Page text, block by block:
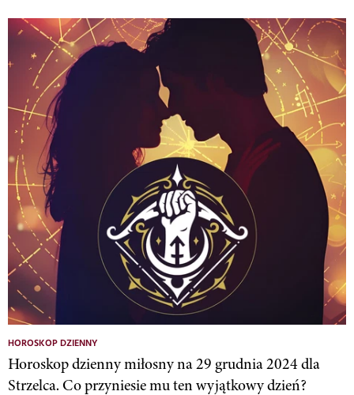
HOROSKOP DZIENNY
Horoskop dzienny miłosny na 29 grudnia 2024 dla
Strzelca. Co przyniesie mu ten wyjątkowy dzień?